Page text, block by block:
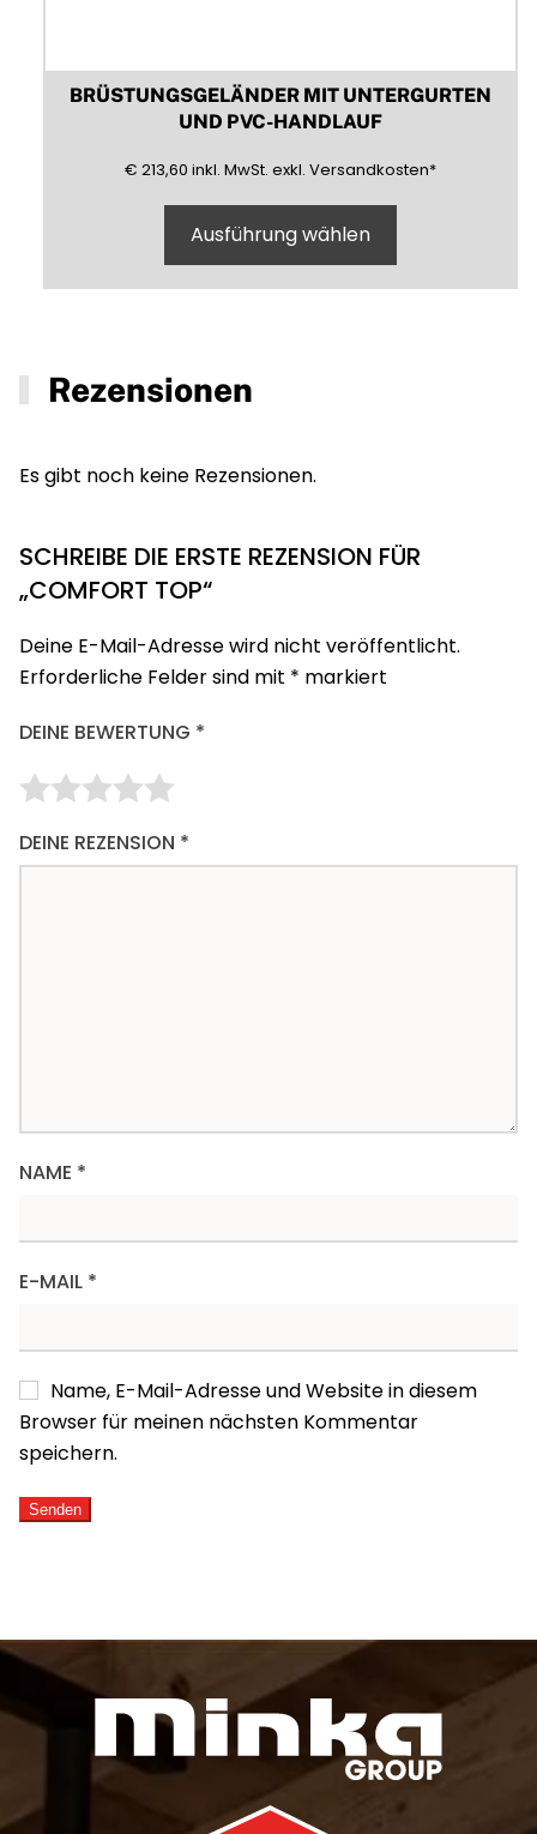
BRÜSTUNGSGELÄNDER MIT UNTERGURTEN
UND PVC-HANDLAUF
€ 213,60 213,60
inkl. (inklusive)
MwSt. (Mehrwertsteuer)
exkl. (exklusive)
Versandkosten*
Ausführung wählen
Rezensionen
Es gibt noch keine Rezensionen.
SCHREIBE DIE ERSTE REZENSION FÜR
„COMFORT TOP“
Deine E-Mail-Adresse wird nicht veröffentlicht.
Erforderliche Felder sind mit * markiert
DEINE BEWERTUNG *
DEINE REZENSION *
NAME *
E-MAIL *
Name, E-Mail-Adresse und Website in diesem
Browser für meinen nächsten Kommentar
speichern.